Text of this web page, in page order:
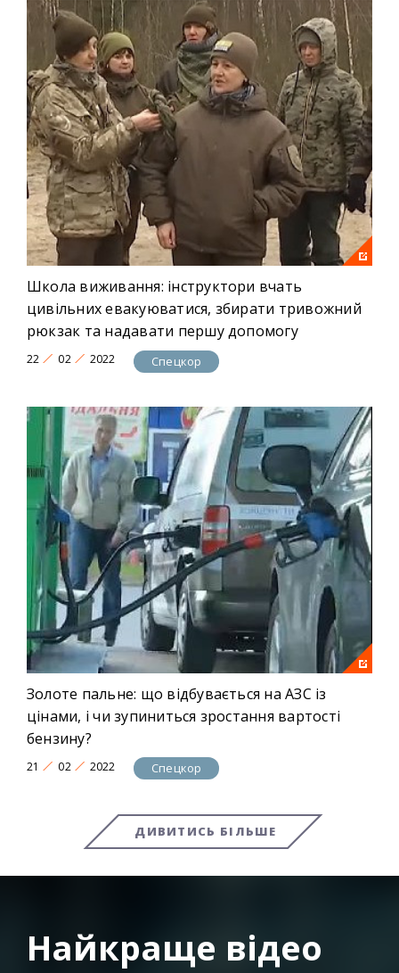
Школа виживання: інструктори вчать
цивільних евакуюватися, збирати тривожний
рюкзак та надавати першу допомогу
22 02 2022 Спецкор
Золоте пальне: що відбувається на АЗС із
цінами, і чи зупиниться зростання вартості
бензину?
21 02 2022 Спецкор
ДИВИТИСЬ БІЛЬШЕ
Найкраще відео